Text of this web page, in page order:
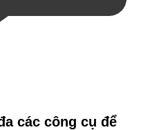
các công cụ để